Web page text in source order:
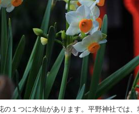
の１つに水仙があります。平野神社では